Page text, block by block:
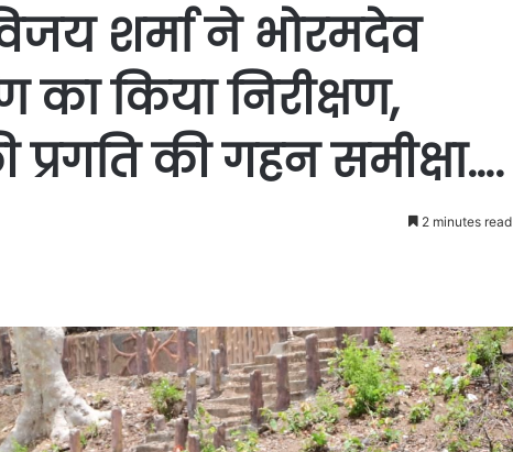
शर्मा ने भोरमदेव
का किया निरीक्षण,
की गहन समीक्षा….
2 minutes read